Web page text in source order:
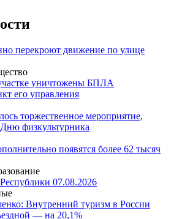
перекроют движение по улице
уничтожены БПЛА
его управления
торжественное мероприятие,
физкультурника
появятся более 62 тысяч
07.08.2026
Внутренний туризм в России
— на 20,1%